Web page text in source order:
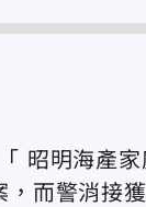
昭明海產
而警消接